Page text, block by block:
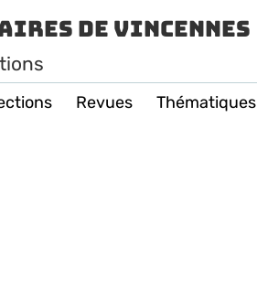
de Vincennes
Revues Thématiques